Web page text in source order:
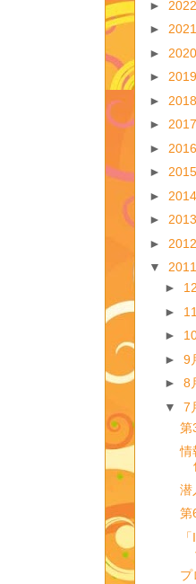
► 2022
► 2021
► 2020
► 2019
► 2018
► 2017
► 2016
► 2015
► 2014
► 2013
► 2012
▼ 2011
►
►
►
► 9
► 8
▼ 7
第
情
潜
第
プ